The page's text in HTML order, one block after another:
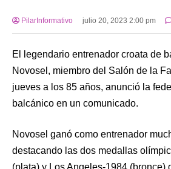
PilarInformativo julio 20, 2023 2:00 pm
El legendario entrenador croata de
Novosel, miembro del Salón de la
jueves a los 85 años, anunció la
balcánico en un comunicado.
Novosel ganó como entrenador
destacando las dos medallas
(plata) y Los Angeles-1984 (bronce)